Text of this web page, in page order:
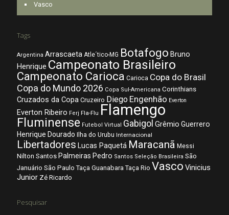
Vasco
Tags
Argentina Arrascaeta Atle´tico-MG Botafogo Bruno
Henrique Campeonato Brasileiro
Campeonato Carioca Carioca Copa do Brasil
Copa do Mundo 2026 Copa Sul-Americana Corinthians
Cruzados da Copa Cruzeiro Diego Engenhão Everton
Everton Ribeiro Ferj Fla-Flu Flamengo
Fluminense Futebol Virtual Gabigol Grêmio Guerrero
Henrique Dourado Ilha do Urubu Internacional
Libertadores Lucas Paquetá Maracanã Messi
Nilton Santos Palmeiras Pedro Santos Seleção Brasileira São
Januário São Paulo Taça Guanabara Taça Rio Vasco Vinicius
Junior Zé Ricardo
Pesquisar